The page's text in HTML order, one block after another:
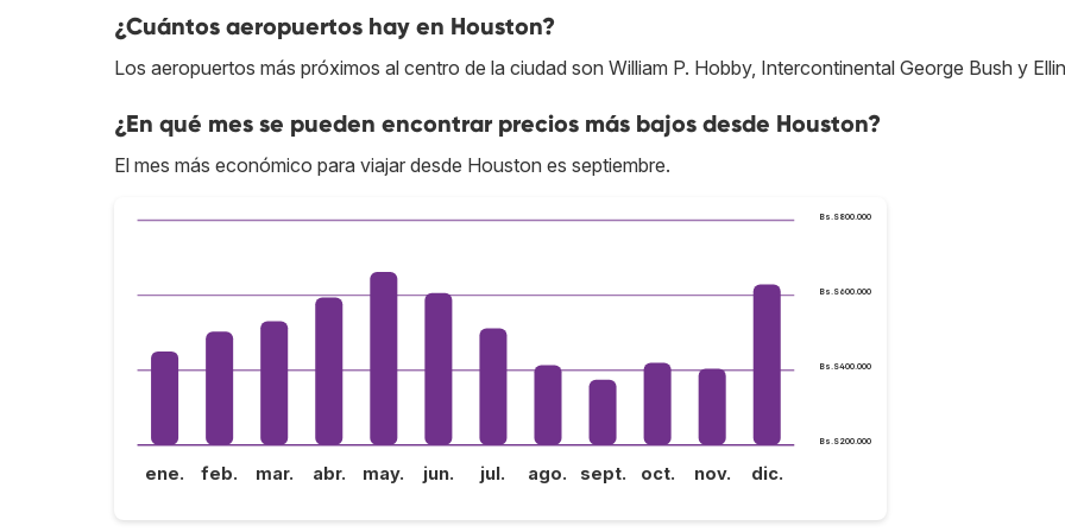
¿Cuántos aeropuertos hay en Houston?
Los aeropuertos más próximos al centro de la ciudad son William P. Hobby, Intercontinental George Bush y
¿En qué mes se pueden encontrar precios más bajos desde Houston?
El mes más económico para viajar desde Houston es septiembre.
Bs.S200.000
Bs.S400.000
Bs.S600.000
Bs.S800.000
ene. feb. mar. abr. may. jun. jul. ago. sept. oct. nov. dic.